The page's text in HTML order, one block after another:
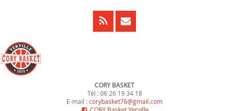
CORY BASKET
Tél : 06 26 19 34 18
E-mail :corybasket76@gmail.com